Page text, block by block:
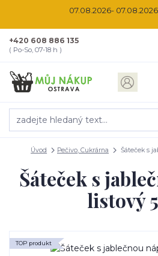
07.08.2026-
+420 608 886 135
( Po-So, 07-18 h )
Úvod Pečivo, Cukrárna Šáteček s
Šáteček s
listový
TOP produkt